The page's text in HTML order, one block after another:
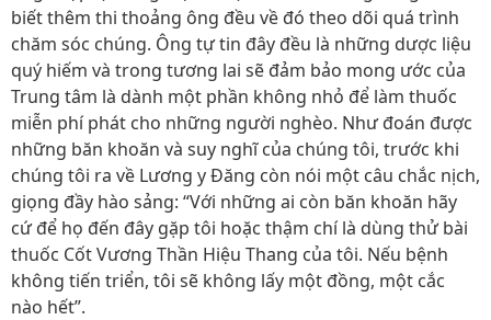
biết thêm thi thoảng ông đều về đó theo dõi quá trình
chăm sóc chúng. Ông tự tin đây đều là những dược liệu
quý hiếm và trong tương lai sẽ đảm bảo mong ước của
Trung tâm là dành một phần không nhỏ để làm thuốc
miễn phí phát cho những người nghèo. Như đoán được
những băn khoăn và suy nghĩ của chúng tôi, trước khi
chúng tôi ra về Lương y Đăng còn nói một câu chắc nịch,
giọng đầy hào sảng: “Với những ai còn băn khoăn hãy
cứ để họ đến đây gặp tôi hoặc thậm chí là dùng thử bài
thuốc Cốt Vương Thần Hiệu Thang của tôi. Nếu bệnh
không tiến triển, tôi sẽ không lấy một đồng, một cắc
nào hết”.